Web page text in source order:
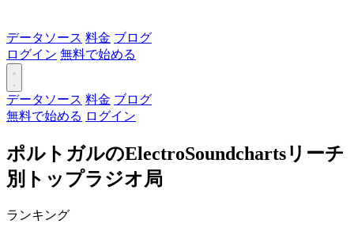
データソース 料金 ブログ
ログイン 無料で始める
データソース 料金 ブログ
無料で始める ログイン
ポルトガルのElectroSoundchartsリーチ
別トップラジオ局
ランキング